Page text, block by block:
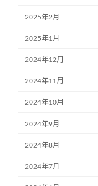
2025年2月
2025年1月
2024年12月
2024年11月
2024年10月
2024年9月
2024年8月
2024年7月